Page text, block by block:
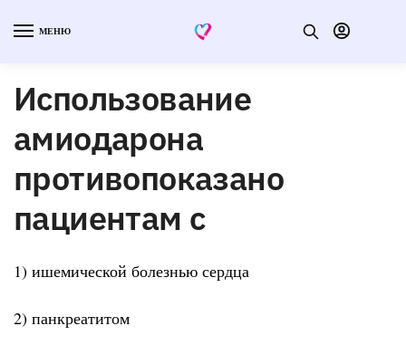
МЕНЮ
Использование
амиодарона
противопоказано
пациентам с
1) ишемической болезнью сердца
2) панкреатитом